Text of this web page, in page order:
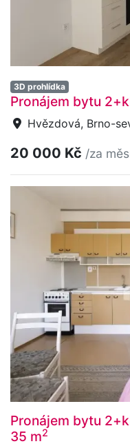
3D prohlídka
Pronájem bytu
Hvězdová, Brno-
20 000 Kč /za
Pronájem bytu
35 m2